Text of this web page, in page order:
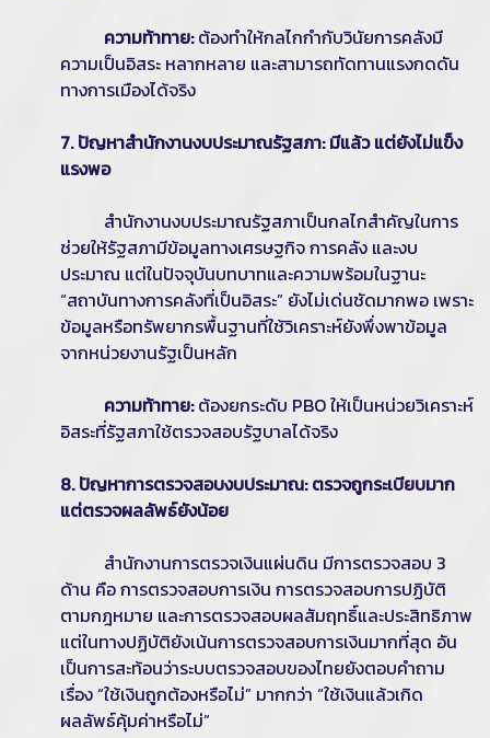
ความท้าทาย:ต้องทำให้กลไกกำกับวินัยการคลังมี
ความเป็นอิสระ หลากหลาย และสามารถทัดทานแรงกดดัน
ทางการเมืองได้จริง
7. ปัญหาสำนักงานงบประมาณรัฐสภา: มีแล้ว แต่ยังไม่แข็ง
แรงพอ
สำนักงานงบประมาณรัฐสภาเป็นกลไกสำคัญในการ
ช่วยให้รัฐสภามีข้อมูลทางเศรษฐกิจ การคลัง และงบ
ประมาณ แต่ในปัจจุบันบทบาทและความพร้อมในฐานะ
“สถาบันทางการคลังที่เป็นอิสระ” ยังไม่เด่นชัดมากพอ เพราะ
ข้อมูลหรือทรัพยากรพื้นฐานที่ใช้วิเคราะห์ยังพึ่งพาข้อมูล
จากหน่วยงานรัฐเป็นหลัก
ความท้าทาย:ต้องยกระดับ PBO ให้เป็นหน่วยวิเคราะห์
อิสระที่รัฐสภาใช้ตรวจสอบรัฐบาลได้จริง
8. ปัญหาการตรวจสอบงบประมาณ: ตรวจถูกระเบียบมาก
แต่ตรวจผลลัพธ์ยังน้อย
สำนักงานการตรวจเงินแผ่นดิน มีการตรวจสอบ 3
ด้าน คือ การตรวจสอบการเงิน การตรวจสอบการปฏิบัติ
ตามกฎหมาย และการตรวจสอบผลสัมฤทธิ์และประสิทธิภาพ
แต่ในทางปฏิบัติยังเน้นการตรวจสอบการเงินมากที่สุด อัน
เป็นการสะท้อนว่าระบบตรวจสอบของไทยยังตอบคำถาม
เรื่อง “ใช้เงินถูกต้องหรือไม่” มากกว่า “ใช้เงินแล้วเกิด
ผลลัพธ์คุ้มค่าหรือไม่”